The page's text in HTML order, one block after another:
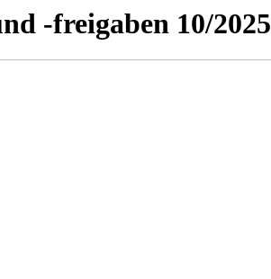
-freigaben 10/2025